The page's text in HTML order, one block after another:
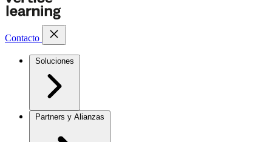
Contacto
Soluciones
Partners y Alianzas